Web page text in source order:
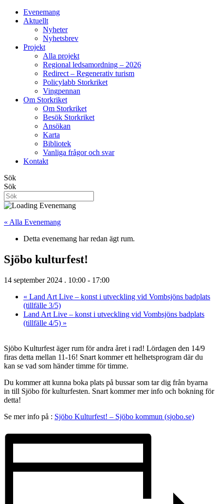
Evenemang
Aktuellt
Nyheter
Nyhetsbrev
Projekt
Alla projekt
Regional ledsamordning – 2026
Redirect – Regenerativ turism
Policylabb Storkriket
Vingpennan
Om Storkriket
Om Storkriket
Besök Storkriket
Ansökan
Karta
Bibliotek
Vanliga frågor och svar
Kontakt
Sök
Sök
« Alla Evenemang
Detta evenemang har redan ägt rum.
Sjöbo kulturfest!
14 september 2024 . 10:00 - 17:00
« Land Art Live – konst i utveckling vid Vombsjöns badplats
(tillfälle 3/5)
Land Art Live – konst i utveckling vid Vombsjöns badplats
(tillfälle 4/5) »
Sjöbo Kulturfest äger rum för andra året i rad! Lördagen den 14/9
firas detta mellan 11-16! Snart kommer ett helhetsprogram där du
kan se vad som händer timme för timme.
Du kommer att kunna boka plats på bussar som tar dig från byarna
in till Sjöbo för kulturfesten. Snart kommer mer info och bokning för
detta!
Se mer info på : Sjöbo Kulturfest! – Sjöbo kommun (sjobo.se)